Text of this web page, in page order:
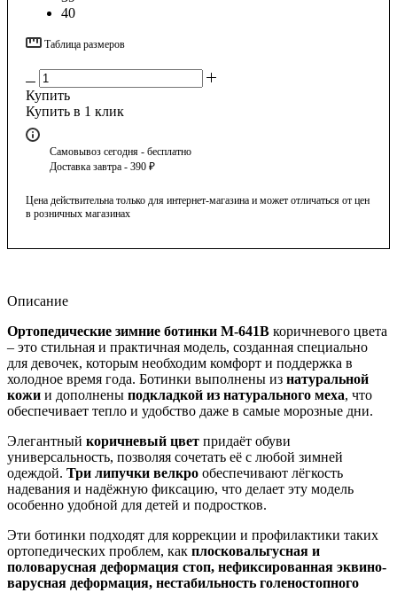
40
Таблица размеров
Купить
Купить в 1 клик
Самовывоз сегодня - бесплатно
Доставка завтра - 390 ₽
Цена действительна только для интернет-магазина и может отличаться от цен
в розничных магазинах
Описание
Ортопедические зимние ботинки М-641В коричневого цвета
– это стильная и практичная модель, созданная специально
для девочек, которым необходим комфорт и поддержка в
холодное время года. Ботинки выполнены из натуральной
кожи и дополнены подкладкой из натурального меха, что
обеспечивает тепло и удобство даже в самые морозные дни.
Элегантный коричневый цвет придаёт обуви
универсальность, позволяя сочетать её с любой зимней
одеждой. Три липучки велкро обеспечивают лёгкость
надевания и надёжную фиксацию, что делает эту модель
особенно удобной для детей и подростков.
Эти ботинки подходят для коррекции и профилактики таких
ортопедических проблем, как плосковальгусная и
половарусная деформация стоп, нефиксированная эквино-
варусная деформация, нестабильность голеностопного